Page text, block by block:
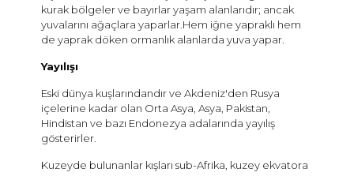
kurak bölgeler ve bayırlar yaşam alanlarıdır; ancak
yuvalarını ağaçlara yaparlar.Hem iğne yapraklı hem
de yaprak döken ormanlık alanlarda yuva yapar.
Yayılışı
Eski dünya kuşlarındandır ve Akdeniz'den Rusya
içelerine kadar olan Orta Asya, Asya, Pakistan,
Hindistan ve bazı Endonezya adalarında yayılış
gösterirler.
Kuzeyde bulunanlar kışları sub-Afrika, kuzey ekvatora